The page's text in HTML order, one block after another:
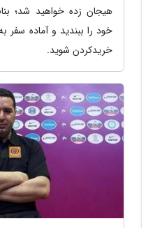
هیجان زده خواهید شد؛
خود را ببندید و آماده سفر
خریدکردن شوید.